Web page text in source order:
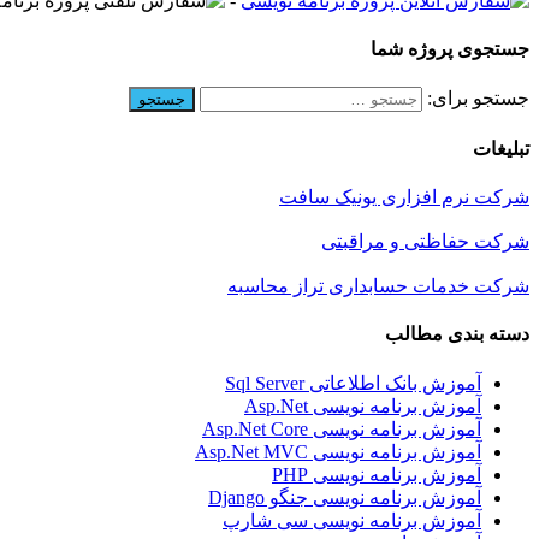
جستجوی پروژه شما
جستجو برای:
تبلیغات
شرکت نرم افزاری یونیک سافت
شرکت حفاظتی و مراقبتی
شرکت خدمات حسابداری تراز محاسبه
دسته بندی مطالب
آموزش بانک اطلاعاتی Sql Server
آموزش برنامه نویسی Asp.Net
آموزش برنامه نویسی Asp.Net Core
آموزش برنامه نویسی Asp.Net MVC
آموزش برنامه نویسی PHP
آموزش برنامه نویسی جنگو Django
آموزش برنامه نویسی سی شارپ